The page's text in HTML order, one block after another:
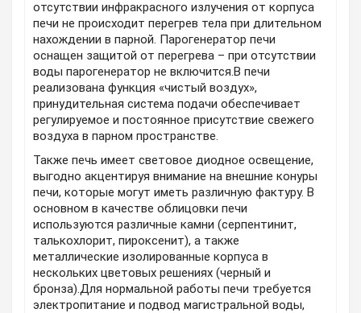
отсутствии инфракрасного излучения от корпуса
печи не происходит перегрев тела при длительном
нахождении в парной. Парогенератор печи
оснащен защитой от перегрева – при отсутствии
воды парогенератор не включится.В печи
реализована функция «чистый воздух»,
принудительная система подачи обеспечивает
регулируемое и постоянное присутствие свежего
воздуха в парном пространстве.
Также печь имеет световое диодное освещение,
выгодно акцентируя внимание на внешние конуры
печи, которые могут иметь различную фактуру. В
основном в качестве облицовки печи
используются различные камни (серпентинит,
талькохлорит, пироксенит), а также
металлические изолированные корпуса в
нескольких цветовых решениях (черный и
бронза).Для нормальной работы печи требуется
электропитание и подвод магистральной воды,